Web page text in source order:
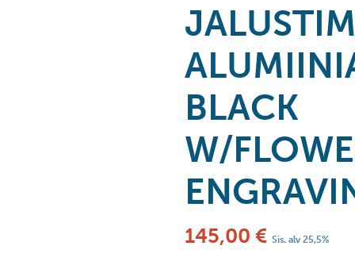
BLACK
W/
145,00 € Sis. alv 25,5%